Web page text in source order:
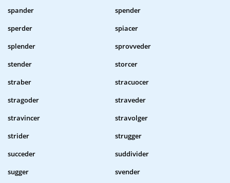
spander
spender
sperder
spiacer
splender
sprovveder
stender
storcer
straber
stracuocer
stragoder
straveder
stravincer
stravolger
strider
strugger
succeder
suddivider
sugger
svender